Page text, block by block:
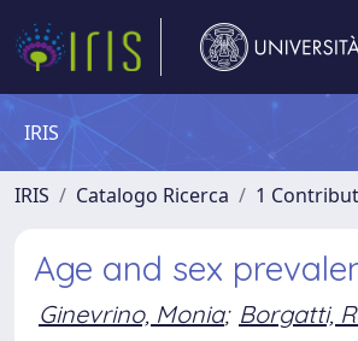
IRIS
IRIS Catalogo Ricerca 1
Age and sex
Ginevrino, Monia; Borgatti,